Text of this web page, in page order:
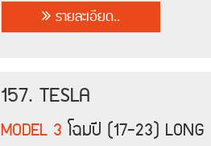
รายละเอียด..
157. TESLA
MODEL 3 โฉมปี (17-23) LONG